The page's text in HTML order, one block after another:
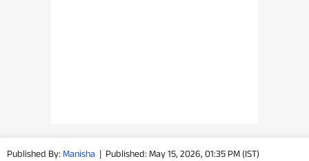
Published By: Manisha | Published: May 15, 2026, 01:35 PM (IST)